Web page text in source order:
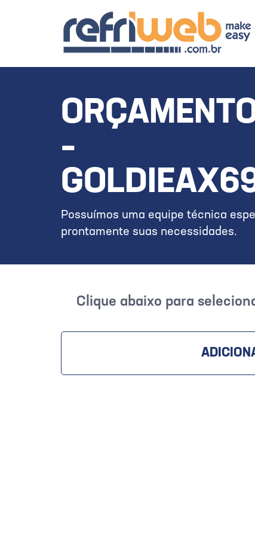
–
Possuímos uma equipe técnica
prontamente suas necessidades.
Clique abaixo para